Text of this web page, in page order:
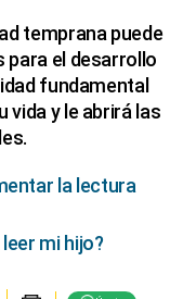
temprana puede
el desarrollo
fundamental
vida y le abrirá las
la lectura
mi hijo?